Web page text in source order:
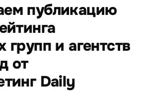
публикацию
и агентств
от
Daily